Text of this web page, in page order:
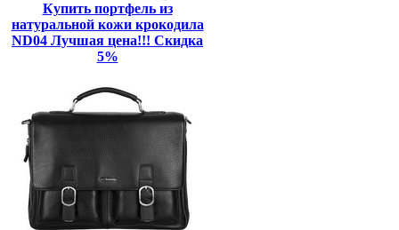
Купить портфель из
натуральной кожи крокодила
ND04 Лучшая цена!!! Скидка
5%